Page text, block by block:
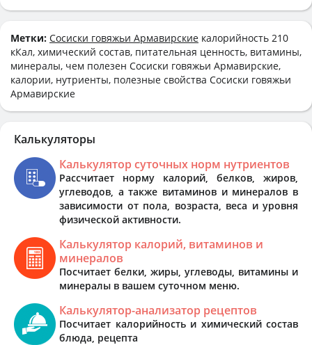
Метки: Сосиски говяжьи Армавирские калорийность 210
кКал, химический состав, питательная ценность, витамины,
минералы, чем полезен Сосиски говяжьи Армавирские,
калории, нутриенты, полезные свойства Сосиски говяжьи
Армавирские
Калькуляторы
Калькулятор суточных норм нутриентов
Рассчитает норму калорий, белков, жиров,
углеводов, а также витаминов и минералов в
зависимости от пола, возраста, веса и уровня
физической активности.
Калькулятор калорий, витаминов и
минералов
Посчитает белки, жиры, углеводы, витамины и
минералы в вашем суточном меню.
Калькулятор-анализатор рецептов
Посчитает калорийность и химический состав
блюда, рецепта